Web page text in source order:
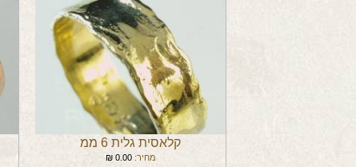
קלאסית גלית 6 ממ
מחיר: 0.00
₪